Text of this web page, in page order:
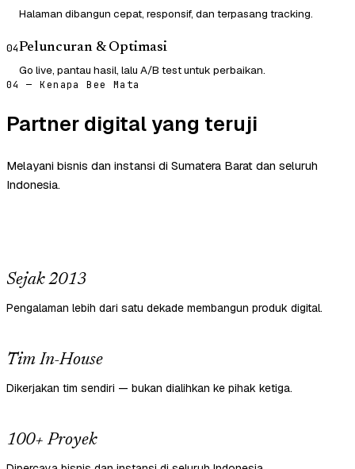
Halaman dibangun cepat, responsif, dan terpasang tracking.
04Peluncuran & Optimasi
Go live, pantau hasil, lalu A/B test untuk perbaikan.
04 — Kenapa Bee Mata
Partner digital yang teruji
Melayani bisnis dan instansi di Sumatera Barat dan seluruh
Indonesia.
Sejak 2013
Pengalaman lebih dari satu dekade membangun produk digital.
Tim In-House
Dikerjakan tim sendiri — bukan dialihkan ke pihak ketiga.
100+ Proyek